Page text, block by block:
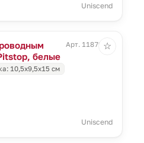
Uniscend
белые
Арт. 11879.60
10,5x9,5x15 см
Uniscend
☆